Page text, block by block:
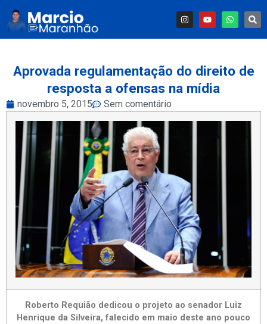
Aprovada regulamentação do direito de
resposta a ofensas na mídia
novembro 5, 2015 Sem comentário
Roberto Requião dedicou o projeto ao senador Luiz
Henrique da Silveira, falecido em maio deste ano pouco